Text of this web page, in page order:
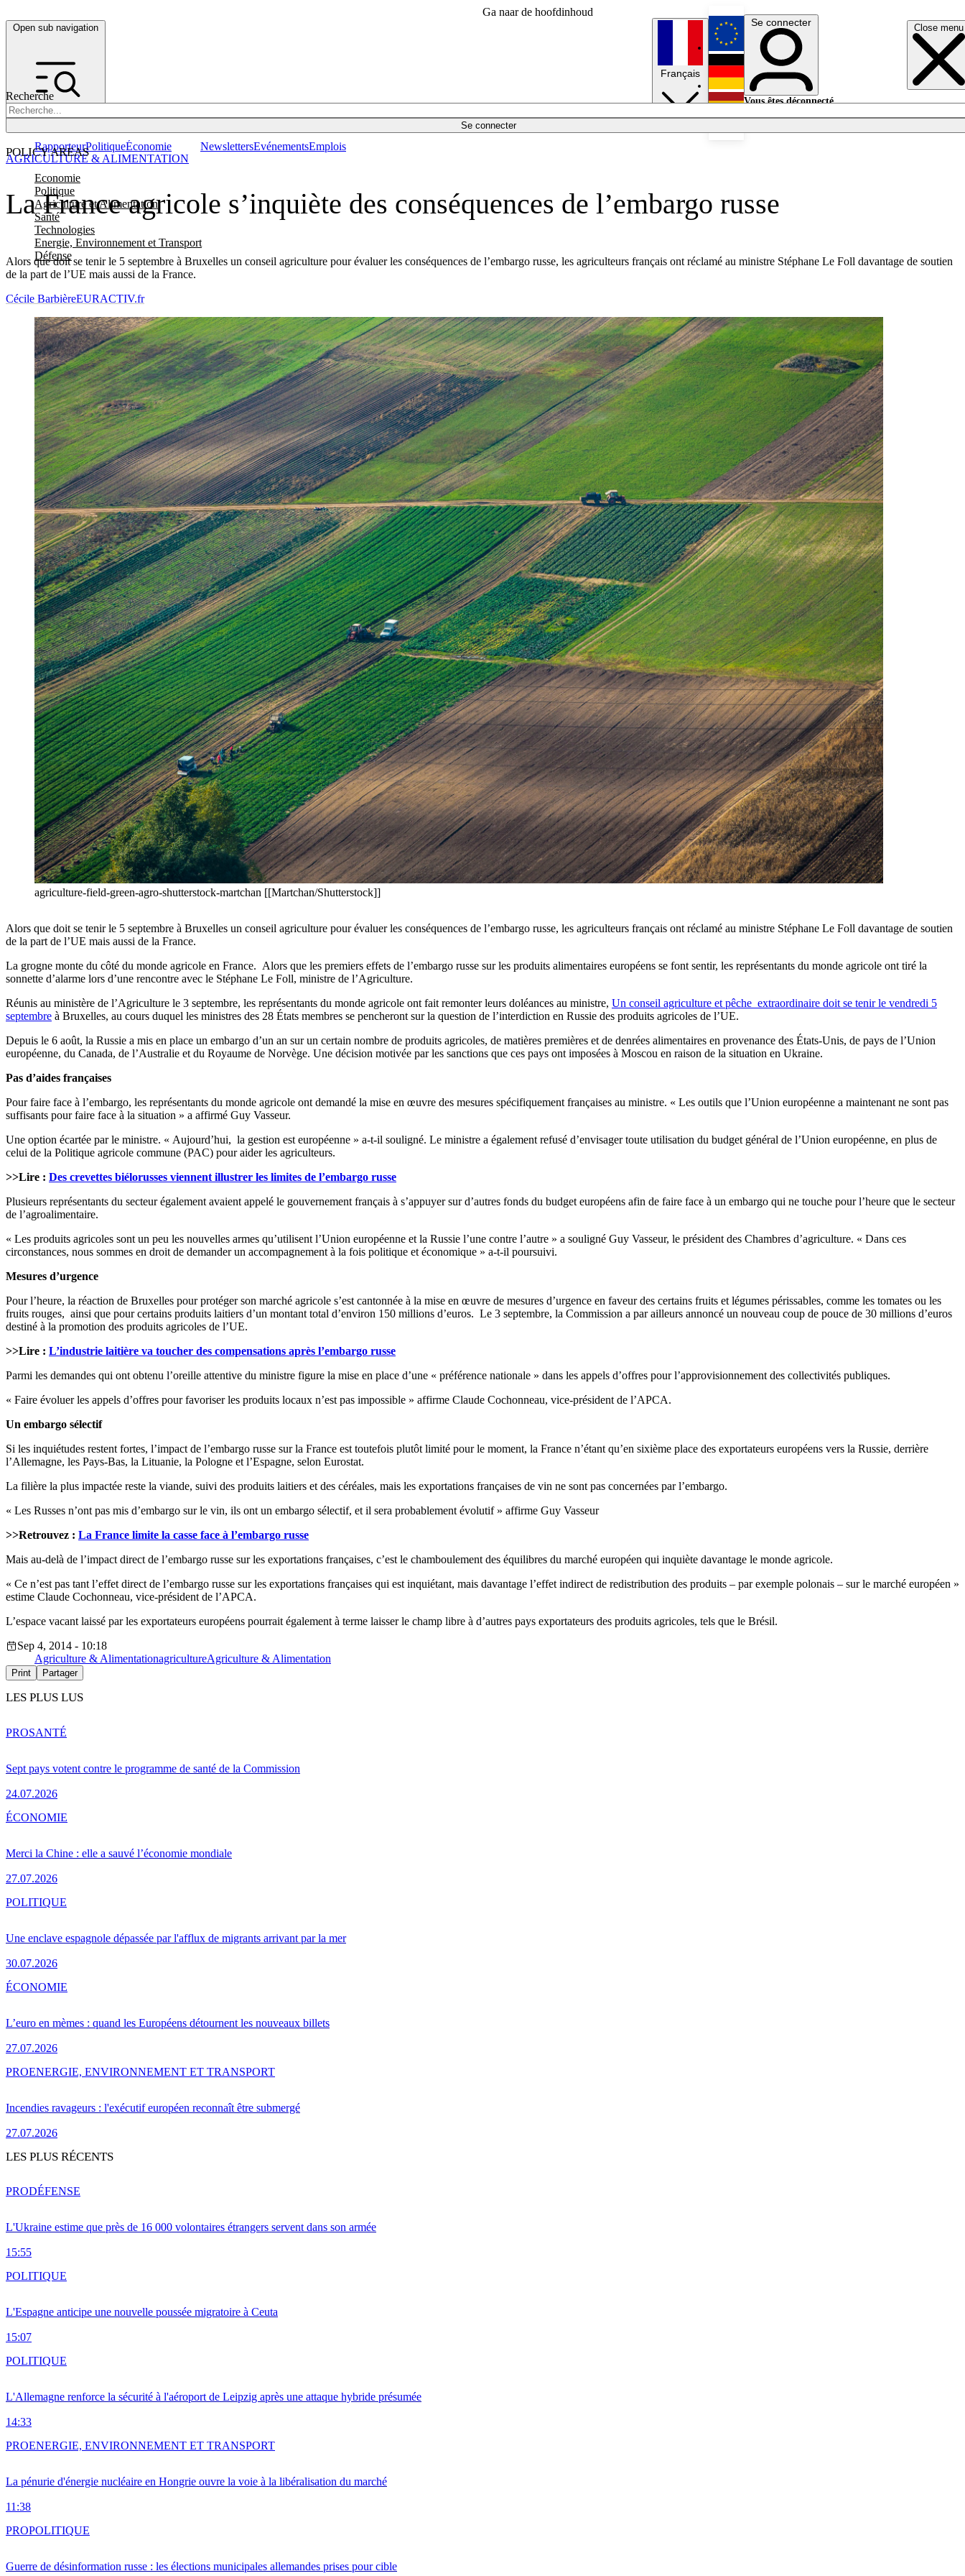
Ga naar de hoofdinhoud
Open sub navigation Close menu
Recherche
Se connecter
POLICY AREAS
Economie
Politique
Agriculture et Alimentation
Santé
Technologies
Energie, Environnement et Transport
Défense
RapporteurPolitiqueÉconomie NewslettersEvénementsEmplois
Français
English
Deutsch
Se connecter
Vous êtes déconnecté.
La France agricole s’inquiète des conséquences de l’embargo russe
Alors que doit se tenir le 5 septembre à Bruxelles un conseil agriculture pour évaluer les conséquences de l’embargo russe, les agriculteurs français ont réclamé au ministre Stéphane Le Foll davantage de soutien
de la part de l’UE mais aussi de la France.
AGRICULTURE & ALIMENTATION
Cécile BarbièreEURACTIV.fr
agriculture-field-green-agro-shutterstock-martchan [[Martchan/Shutterstock]]
Alors que doit se tenir le 5 septembre à Bruxelles un conseil agriculture pour évaluer les conséquences de l’embargo russe, les agriculteurs français ont réclamé au ministre Stéphane Le Foll davantage de soutien
de la part de l’UE mais aussi de la France.
La grogne monte du côté du monde agricole en France. Alors que les premiers effets de l’embargo russe sur les produits alimentaires européens se font sentir, les représentants du monde agricole ont tiré la
sonnette d’alarme lors d’une rencontre avec le Stéphane Le Foll, ministre de l’Agriculture.
Réunis au ministère de l’Agriculture le 3 septembre, les représentants du monde agricole ont fait remonter leurs doléances au ministre, Un conseil agriculture et pêche extraordinaire doit se tenir le vendredi 5
septembre à Bruxelles, au cours duquel les ministres des 28 États membres se pencheront sur la question de l’interdiction en Russie des produits agricoles de l’UE.
Depuis le 6 août, la Russie a mis en place un embargo d’un an sur un certain nombre de produits agricoles, de matières premières et de denrées alimentaires en provenance des États-Unis, de pays de l’Union
européenne, du Canada, de l’Australie et du Royaume de Norvège. Une décision motivée par les sanctions que ces pays ont imposées à Moscou en raison de la situation en Ukraine.
Pas d’aides françaises
Pour faire face à l’embargo, les représentants du monde agricole ont demandé la mise en œuvre des mesures spécifiquement françaises au ministre. « Les outils que l’Union européenne a maintenant ne sont pas
suffisants pour faire face à la situation » a affirmé Guy Vasseur.
Une option écartée par le ministre. « Aujourd’hui, la gestion est européenne » a-t-il souligné. Le ministre a également refusé d’envisager toute utilisation du budget général de l’Union européenne, en plus de
celui de la Politique agricole commune (PAC) pour aider les agriculteurs.
>>Lire : Des crevettes biélorusses viennent illustrer les limites de l’embargo russe
Plusieurs représentants du secteur également avaient appelé le gouvernement français à s’appuyer sur d’autres fonds du budget européens afin de faire face à un embargo qui ne touche pour l’heure que le secteur
de l’agroalimentaire.
« Les produits agricoles sont un peu les nouvelles armes qu’utilisent l’Union européenne et la Russie l’une contre l’autre » a souligné Guy Vasseur, le président des Chambres d’agriculture. « Dans ces
circonstances, nous sommes en droit de demander un accompagnement à la fois politique et économique » a-t-il poursuivi.
Mesures d’urgence
Pour l’heure, la réaction de Bruxelles pour protéger son marché agricole s’est cantonnée à la mise en œuvre de mesures d’urgence en faveur des certains fruits et légumes périssables, comme les tomates ou les
fruits rouges, ainsi que pour certains produits laitiers d’un montant total d’environ 150 millions d’euros. Le 3 septembre, la Commission a par ailleurs annoncé un nouveau coup de pouce de 30 millions d’euros
destiné à la promotion des produits agricoles de l’UE.
>>Lire : L’industrie laitière va toucher des compensations après l’embargo russe
Parmi les demandes qui ont obtenu l’oreille attentive du ministre figure la mise en place d’une « préférence nationale » dans les appels d’offres pour l’approvisionnement des collectivités publiques.
« Faire évoluer les appels d’offres pour favoriser les produits locaux n’est pas impossible » affirme Claude Cochonneau, vice-président de l’APCA.
Un embargo sélectif
Si les inquiétudes restent fortes, l’impact de l’embargo russe sur la France est toutefois plutôt limité pour le moment, la France n’étant qu’en sixième place des exportateurs européens vers la Russie, derrière
l’Allemagne, les Pays-Bas, la Lituanie, la Pologne et l’Espagne, selon Eurostat.
La filière la plus impactée reste la viande, suivi des produits laitiers et des céréales, mais les exportations françaises de vin ne sont pas concernées par l’embargo.
« Les Russes n’ont pas mis d’embargo sur le vin, ils ont un embargo sélectif, et il sera probablement évolutif » affirme Guy Vasseur
>>Retrouvez : La France limite la casse face à l’embargo russe
Mais au-delà de l’impact direct de l’embargo russe sur les exportations françaises, c’est le chamboulement des équilibres du marché européen qui inquiète davantage le monde agricole.
« Ce n’est pas tant l’effet direct de l’embargo russe sur les exportations françaises qui est inquiétant, mais davantage l’effet indirect de redistribution des produits – par exemple polonais – sur le marché européen »
estime Claude Cochonneau, vice-président de l’APCA.
L’espace vacant laissé par les exportateurs européens pourrait également à terme laisser le champ libre à d’autres pays exportateurs des produits agricoles, tels que le Brésil.
Sep 4, 2014 - 10:18
Agriculture & AlimentationagricultureAgriculture & Alimentation
Print Partager
LES PLUS LUS
Sept pays votent contre le programme de santé de la Commission
24.07.2026
PROSANTÉ
Merci la Chine : elle a sauvé l’économie mondiale
27.07.2026
ÉCONOMIE
Une enclave espagnole dépassée par l'afflux de migrants arrivant par la mer
30.07.2026
POLITIQUE
L’euro en mèmes : quand les Européens détournent les nouveaux billets
27.07.2026
ÉCONOMIE
Incendies ravageurs : l'exécutif européen reconnaît être submergé
27.07.2026
PROENERGIE, ENVIRONNEMENT ET TRANSPORT
LES PLUS RÉCENTS
L'Ukraine estime que près de 16 000 volontaires étrangers servent dans son armée
15:55
PRODÉFENSE
L'Espagne anticipe une nouvelle poussée migratoire à Ceuta
15:07
POLITIQUE
L'Allemagne renforce la sécurité à l'aéroport de Leipzig après une attaque hybride présumée
14:33
POLITIQUE
La pénurie d'énergie nucléaire en Hongrie ouvre la voie à la libéralisation du marché
11:38
PROENERGIE, ENVIRONNEMENT ET TRANSPORT
Guerre de désinformation russe : les élections municipales allemandes prises pour cible
PROPOLITIQUE